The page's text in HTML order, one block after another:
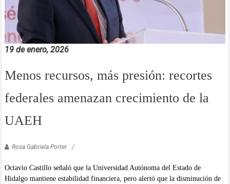
19 de enero, 2026
Menos recursos, más presión: recortes
federales amenazan crecimiento de la
UAEH
Rosa Gabriela Porter
Octavio Castillo señaló que la Universidad Autónoma del Estado de
Hidalgo mantiene estabilidad financiera, pero alertó que la disminución de